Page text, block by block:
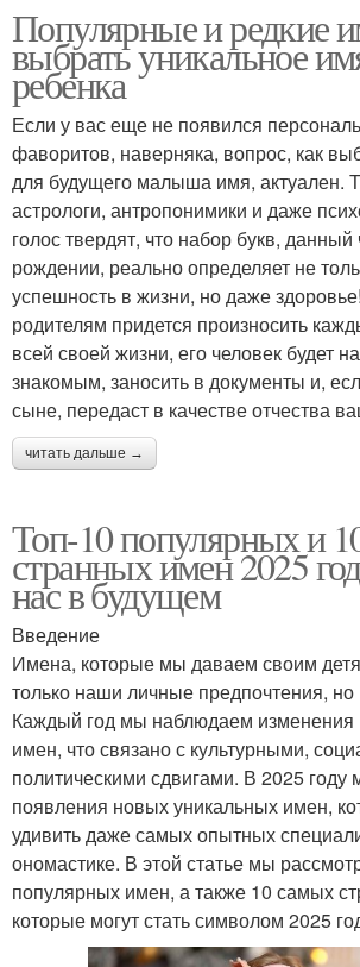
Популярные и редкие
выбрать уникальное
ребенка
Если у вас еще не появился
фаворитов, наверняка, вопрос, как
для будущего малыша имя, актуален.
астрологи, антропонимики и даже
голос твердят, что набор букв, данный
рождении, реально определяет не
успешность в жизни, но даже
родителям придется произносить
всей своей жизни, его человек будет
знакомым, заносить в документы и,
сыне, передаст в качестве отчества
читать дальше →
Топ-10 популярных и
странных имен 2025
нас в будущем
Введение
Имена, которые мы даваем своим
только наши личные предпочтения,
Каждый год мы наблюдаем изменения
имен, что связано с культурными,
политическими сдвигами. В 2025
появления новых уникальных имен,
удивить даже самых опытных
ономастике. В этой статье мы
популярных имен, а также 10 самых
которые могут стать символом 2025